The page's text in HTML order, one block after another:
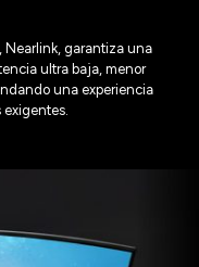
Nearlink, garantiza una
ultra baja, menor
una experiencia